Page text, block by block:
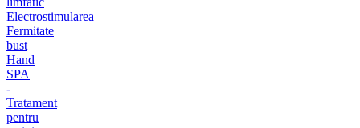
Electrostimularea
Fermitate
bust
Hand
SPA
-
Tratament
pentru